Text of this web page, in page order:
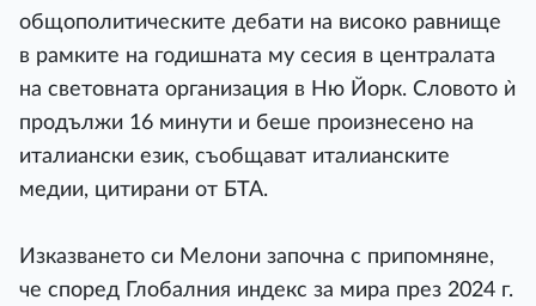
общополитическите дебати на високо равнище
в рамките на годишната му сесия в централата
на световната организация в Ню Йорк. Словото ѝ
продължи 16 минути и беше произнесено на
италиански език, съобщават италианските
медии, цитирани от БТА.
Изказването си Мелони започна с припомняне,
че според Глобалния индекс за мира през 2024 г.